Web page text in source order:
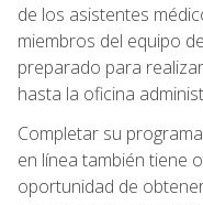
de los asistentes
miembros del equipo
preparado para
hasta la oficina
Completar su
en línea también tiene
oportunidad de